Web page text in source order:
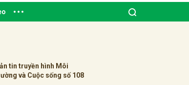
tin truyền hình Môi
và Cuộc sống số 108